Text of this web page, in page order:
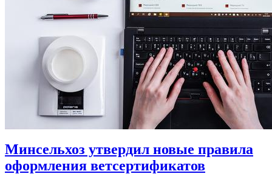
Минсельхоз утвердил новые правила
оформления ветсертификатов